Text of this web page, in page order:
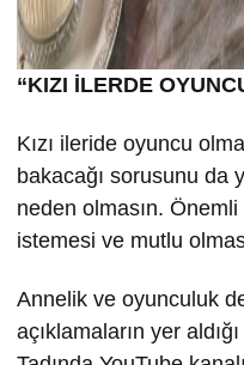
“KIZI İLERDE
Kızı ileride oyuncu
bakacağı sorusunu da
neden olmasın.
istemesi ve mutlu
Annelik ve oyunculuk
açıklamaların yer